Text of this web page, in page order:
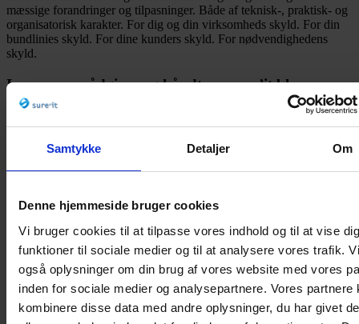
Samtykke Detaljer Om
Denne hjemmeside bruger cookies
Vi bruger cookies til at tilpasse vores indhold og til at vise dig
funktioner til sociale medier og til at analysere vores trafik.
også oplysninger om din brug af vores website med vores
inden for sociale medier og analysepartnere. Vores partnere
kombinere disse data med andre oplysninger, du har givet
mæssige forandringer og tilpasninger. Både af teknisk-, praktisk- og
organisatorisk karakter. For dig og din virksomheds skyld. For din
bundlinies skyld. For dine kunders skyld. For nødvendighedens
skyld.
I processen rådgiver og håndterer sure’it bl.a.
følgende:
👉 Opmærksomhed om sikker adfærd
👉 Teknisk it-sikkerhed
👉 Transparens og kontrol med data
KontaktPer U. Nielsenpå tlf. 61 66 51 88 eller brug
KONTAKT knappen her på siden.Så kan du få mere konkret
information om D-mærkets indsatsområder, og hvordan ordningen
kan styrke din virksomheds datasikkerhed, databeskyttelse, dataetik